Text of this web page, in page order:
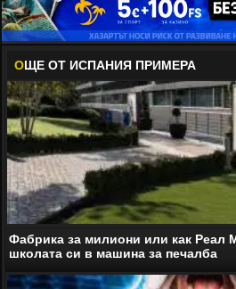
ОЩЕ ОТ ИСПАНИЯ ПРИМЕРА
Фабрика за милиони или как Реал
школата си в машина за печалба